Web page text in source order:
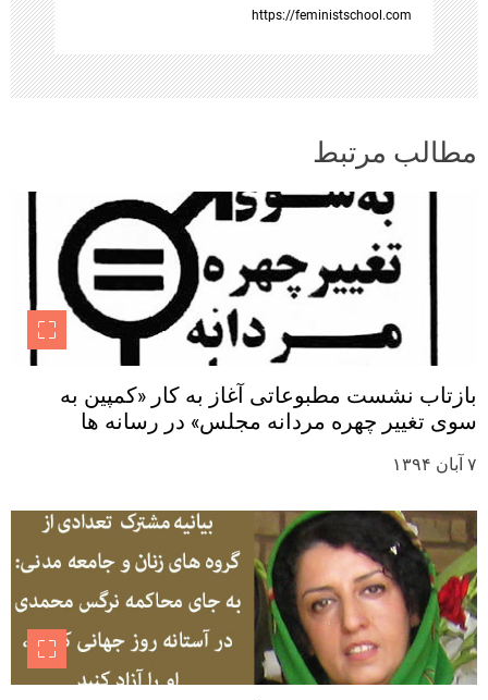
ا
https://feministschool.com
مطالب مرتبط
بازتاب نشست مطبوعاتی آغاز به کار «کمپین به
سوی تغییر چهره مردانه مجلس» در رسانه ها
۷ آبان ۱۳۹۴